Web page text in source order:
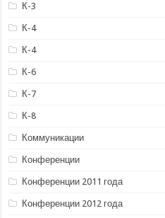
К-3
К-4
К-4
К-6
К-7
К-8
Коммуникации
Конференции
Конференции 2011 года
Конференции 2012 года